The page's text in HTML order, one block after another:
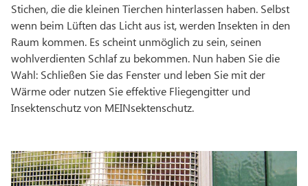
Stichen, die die kleinen Tierchen hinterlassen haben. Selbst
wenn beim Lüften das Licht aus ist, werden Insekten in den
Raum kommen. Es scheint unmöglich zu sein, seinen
wohlverdienten Schlaf zu bekommen. Nun haben Sie die
Wahl: Schließen Sie das Fenster und leben Sie mit der
Wärme oder nutzen Sie effektive Fliegengitter und
Insektenschutz von MEINsektenschutz.